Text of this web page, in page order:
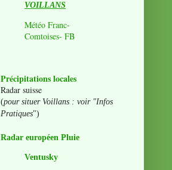
VOILLANS
Météo Franc-
Comtoises- FB
Précipitations locales
Radar suisse
(pour situer Voillans : voir "Infos
Pratiques")
Radar européen Pluie
Ventusky